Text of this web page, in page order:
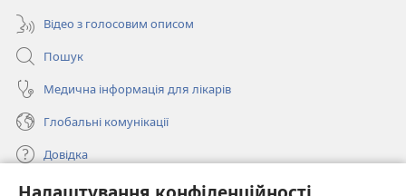
Відео з голосовим описом
Пошук
Медична інформація для лікарів
Глобальні комунікації
Довідка